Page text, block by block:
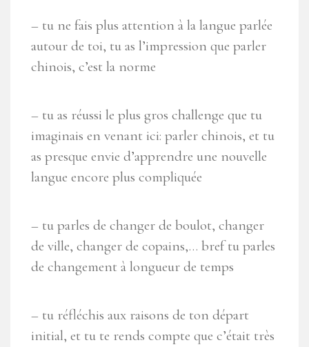
– tu ne fais plus attention à la langue parlée
autour de toi, tu as l’impression que parler
chinois, c’est la norme
– tu as réussi le plus gros challenge que tu
imaginais en venant ici: parler chinois, et tu
as presque envie d’apprendre une nouvelle
langue encore plus compliquée
– tu parles de changer de boulot, changer
de ville, changer de copains,… bref tu parles
de changement à longueur de temps
– tu réfléchis aux raisons de ton départ
initial, et tu te rends compte que c’était très